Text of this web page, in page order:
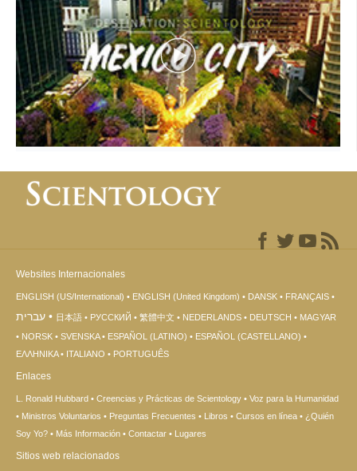
Websites Internacionales
ENGLISH (US/International) ENGLISH (United Kingdom) DANSK FRANÇAIS
עברית 日本語 РУССКИЙ 繁體中文 NEDERLANDS DEUTSCH
MAGYAR
NORSK
SVENSKA ESPAÑOL (LATINO)
ESPAÑOL (CASTELLANO)
ΕΛΛΗΝΙΚA
ITALIANO PORTUGUÊS
Enlaces
L. Ronald Hubbard Creencias y Prácticas de Scientology
Voz para la Humanidad
Ministros Voluntarios
Preguntas Frecuentes Libros Cursos en línea
¿Quién
Soy Yo?
Más Información Contactar Lugares
Sitios web relacionados